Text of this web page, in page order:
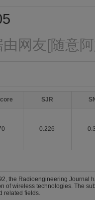
由网友[随意
SJR
0.226
the Radioengineering Journal
of wireless technologies. The
related fields.